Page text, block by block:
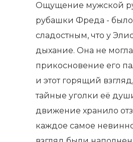
Ощущение мужской
рубашки Фреда - было
сладостным, что у
дыхание. Она не могла
прикосновение его
и этот горящий
тайные уголки её
движение хранило
каждое самое